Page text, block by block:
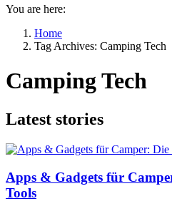
You are here:
Home
Tag Archives: Camping Tech
Camping Tech
Latest stories
Apps & Gadgets für
Tools